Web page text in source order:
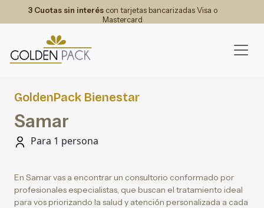
3 Cuotas sin interéscon tarjetas bancarizadas Visa o
Mastercard
GoldenPack Bienestar
Samar
Para 1 persona
En Samar vas a encontrar un consultorio conformado por
profesionales especialistas, que buscan el tratamiento ideal
para vos priorizando la salud y atención personalizada a cada